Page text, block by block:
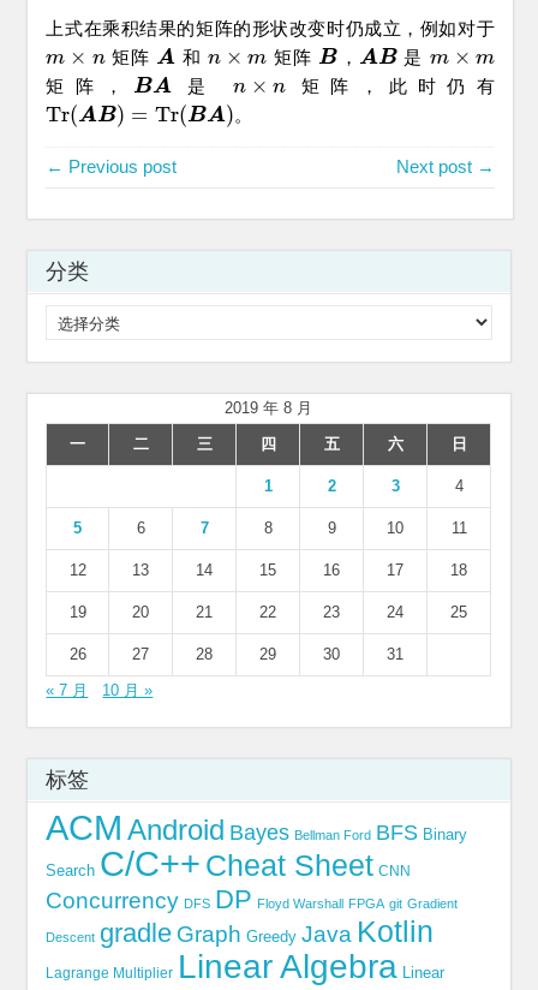
上式在乘积结果的矩阵的形状改变时仍成立，例如对于
m × n
m×n 矩阵 A
A 和n × m
n×m 矩阵 B
B ， AB
AB 是 m × m
m× m
矩阵， BA
BA 是 n × n
n× n 矩阵，此时仍有
Tr(AB) = Tr(BA)
Tr(AB)=Tr BA ) 。
← Previous post Next post →
分类
类
2019 年 8 月
一
二 三 四 五 六 日
1 2 3 4
5 6 7 8 9 10 11
12 13 14 15 16 17 18
19 20 21 22 23 24 25
26 27 28 29 30
31
« 7 月
10 月 »
标签
ACM Android Bayes Bellman Ford BFS Binary
Search C/C++ Cheat Sheet CNN
Concurrency DFS DP Floyd Warshall FPGA git Gradient
Descent gradle Graph Greedy Java Kotlin
Lagrange Multiplier Linear Algebra Linear